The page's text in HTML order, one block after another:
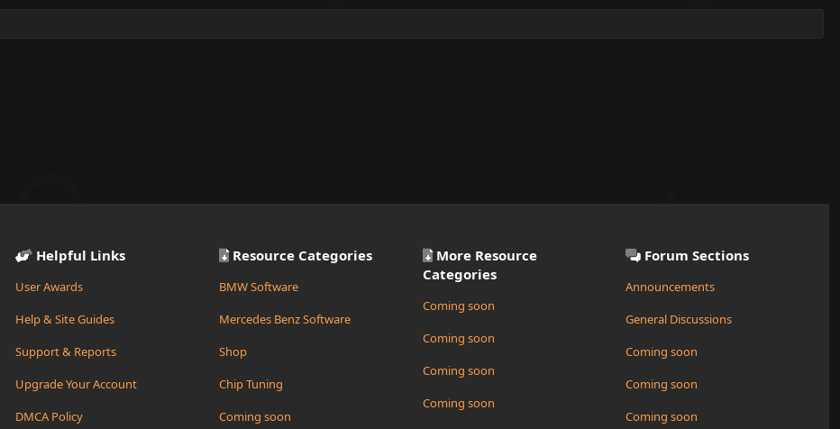
Helpful Links
User Awards
Help & Site Guides
Support & Reports
Upgrade Your Account
DMCA Policy
Resource Categories
BMW Software
Mercedes Benz Software
Shop
Chip Tuning
Coming soon
More Resource
Categories
Coming soon
Coming soon
Coming soon
Coming soon
Forum Sections
Announcements
General Discussions
Coming soon
Coming soon
Coming soon